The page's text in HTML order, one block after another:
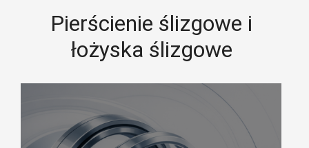
Pierścienie ślizgowe i
łożyska ślizgowe